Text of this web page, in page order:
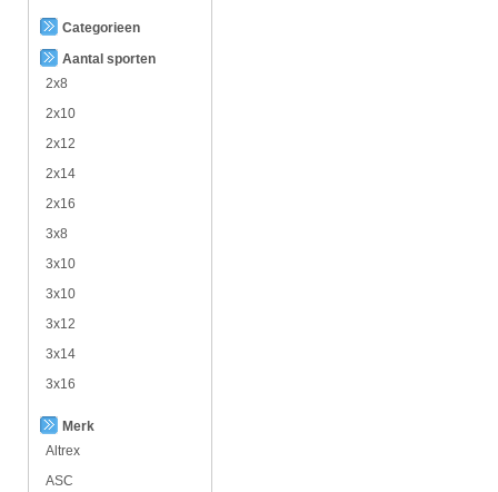
Categorieen
Aantal sporten
2x8
2x10
2x12
2x14
2x16
3x8
3x10
3x10
3x12
3x14
3x16
Merk
Altrex
ASC